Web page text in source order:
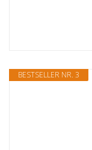
BESTSELLER NR. 3